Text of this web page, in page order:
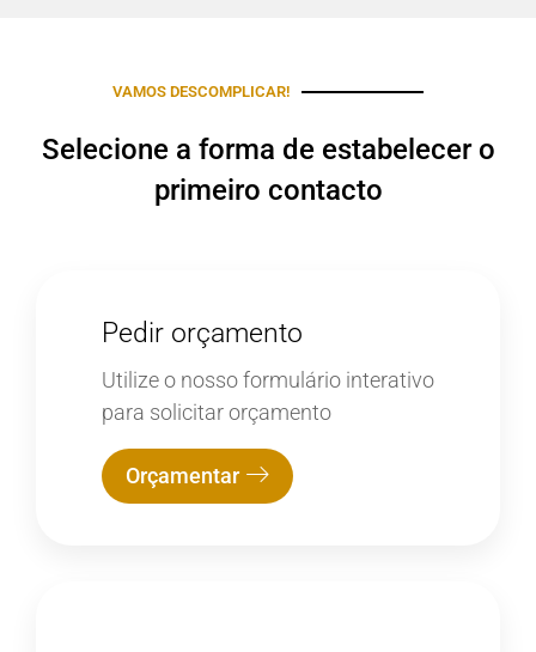
VAMOS DESCOMPLICAR!
Selecione a forma de estabelecer o
primeiro contacto
Pedir orçamento
Utilize o nosso formulário interativo
para solicitar orçamento
Orçamentar